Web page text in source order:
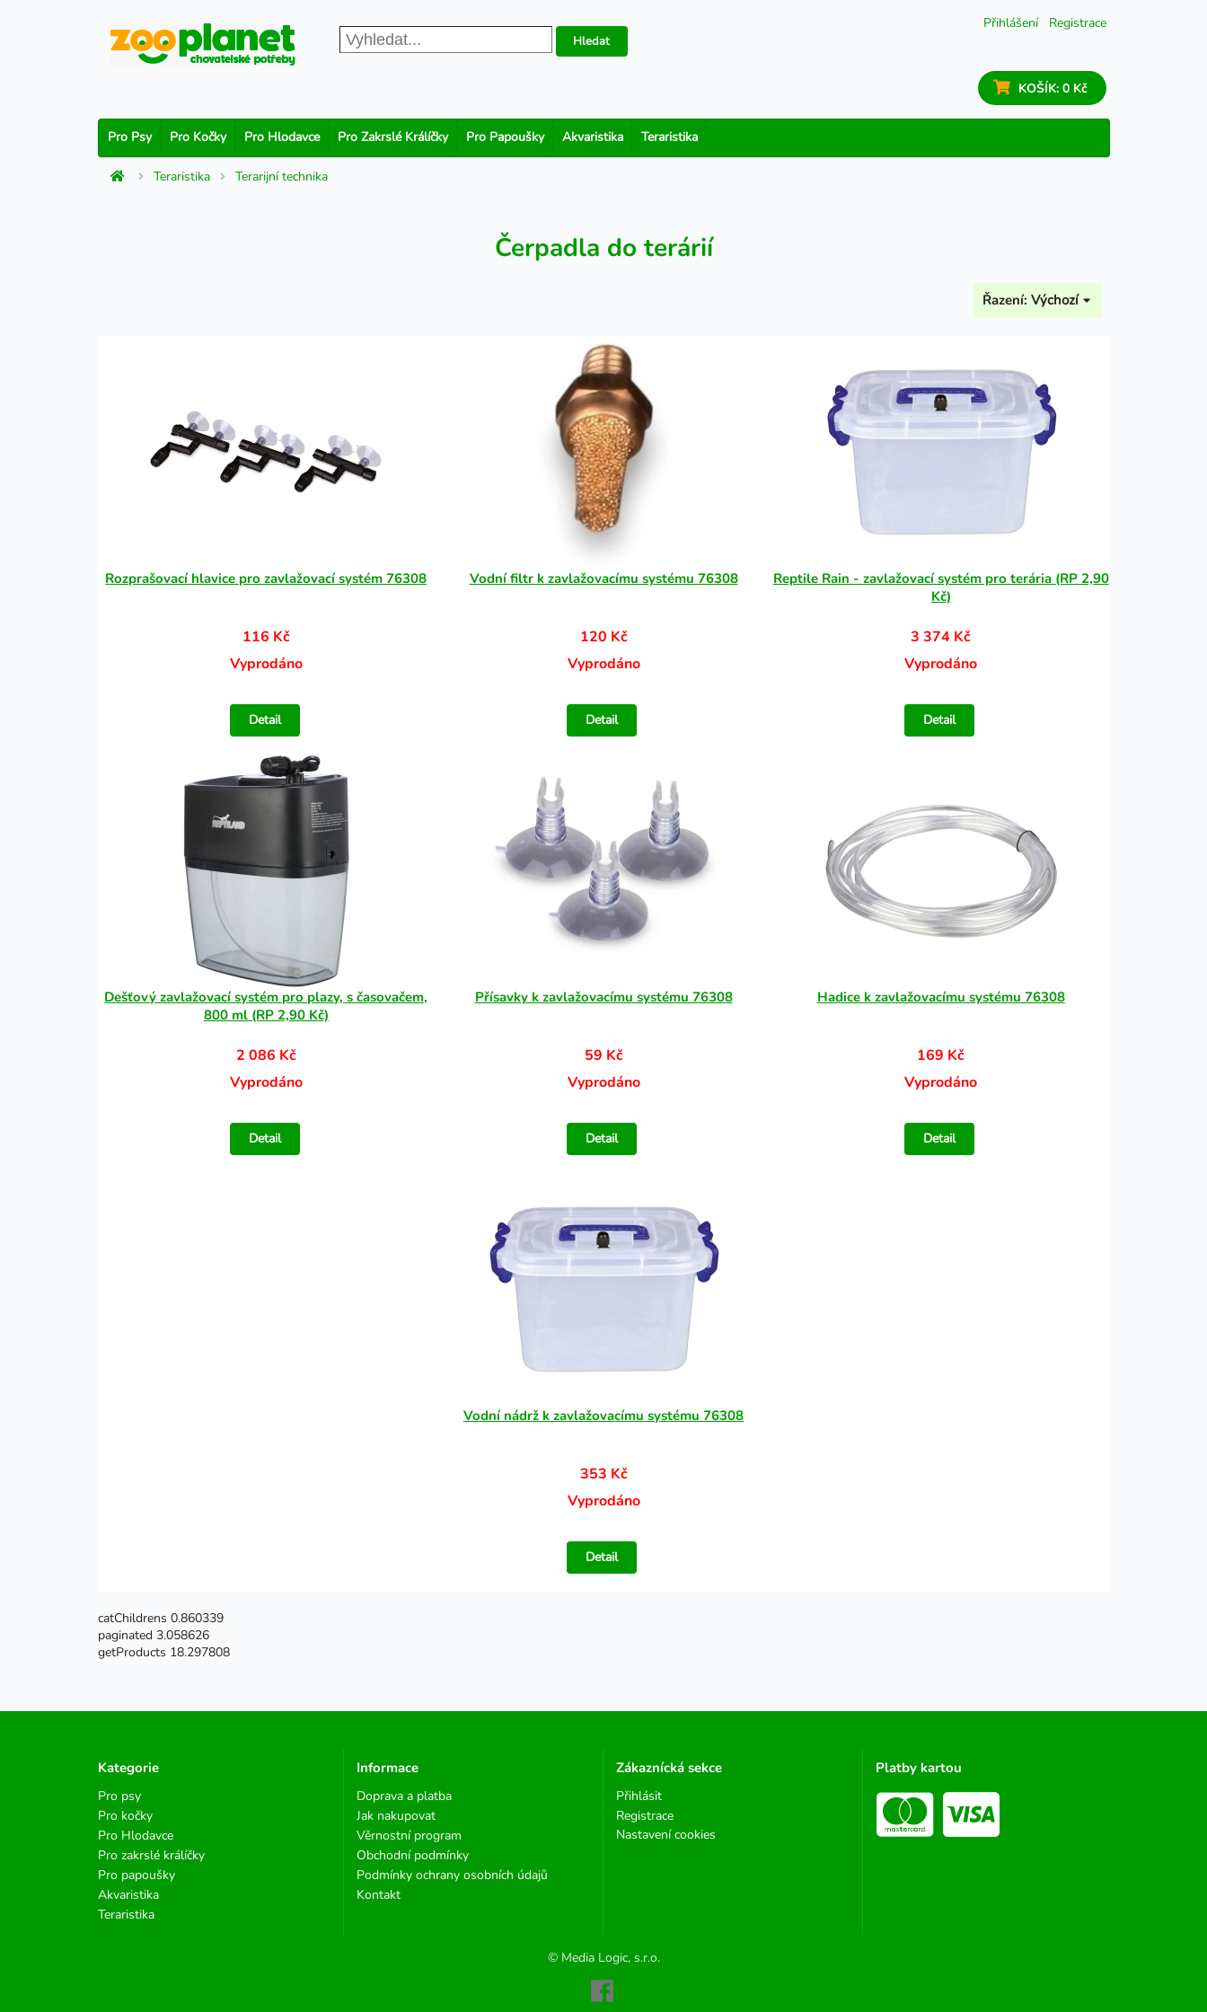
Přihlášení Registrace
Hledat
KOŠÍK: 0 Kč
Pro Psy Pro Kočky Pro Hlodavce Pro Zakrslé Králíčky Pro Papoušky Akvaristika Teraristika
Teraristika Terarijní technika
Čerpadla do terárií
Řazení: Výchozí
Rozprašovací hlavice pro zavlažovací systém 76308
116 Kč
Vyprodáno
Detail
Vodní filtr k zavlažovacímu systému 76308
120 Kč
Vyprodáno
Detail
Reptile Rain - zavlažovací systém pro terária (RP 2,90
Kč)
3 374 Kč
Vyprodáno
Detail
Dešťový zavlažovací systém pro plazy, s časovačem,
800 ml (RP 2,90 Kč)
2 086 Kč
Vyprodáno
Detail
Přísavky k zavlažovacímu systému 76308
59 Kč
Vyprodáno
Detail
Hadice k zavlažovacímu systému 76308
169 Kč
Vyprodáno
Detail
Vodní nádrž k zavlažovacímu systému 76308
353 Kč
Vyprodáno
Detail
catChildrens 0.860339
paginated 3.058626
getProducts 18.297808
Kategorie
Pro psy
Pro kočky
Pro Hlodavce
Pro zakrslé králíčky
Pro papoušky
Akvaristika
Teraristika
Informace
Doprava a platba
Jak nakupovat
Věrnostní program
Obchodní podmínky
Podmínky ochrany osobních údajů
Kontakt
Zákaznícká sekce
Přihlásit
Registrace
Nastavení cookies
Platby kartou
© Media Logic, s.r.o.